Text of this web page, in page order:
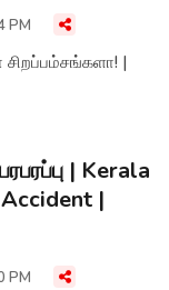
PM
|
| Kerala
|
PM